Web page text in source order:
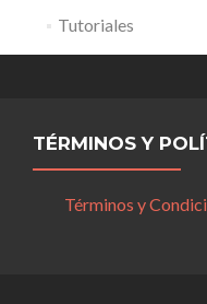
Tutoriales
TÉRMINOS Y
Términos y